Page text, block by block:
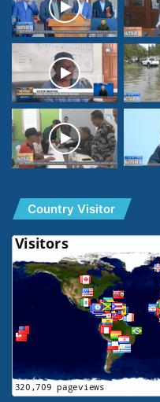
Country Visitor